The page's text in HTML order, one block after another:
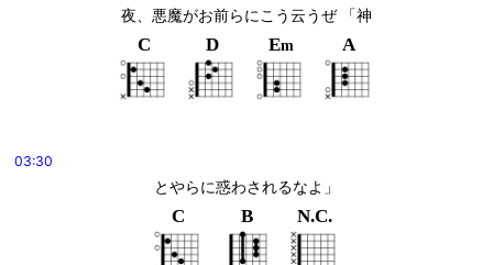
夜、悪魔がお前らにこう云うぜ 「神
C D Em A
03:30
とやらに惑わされるなよ」
C B N.C.